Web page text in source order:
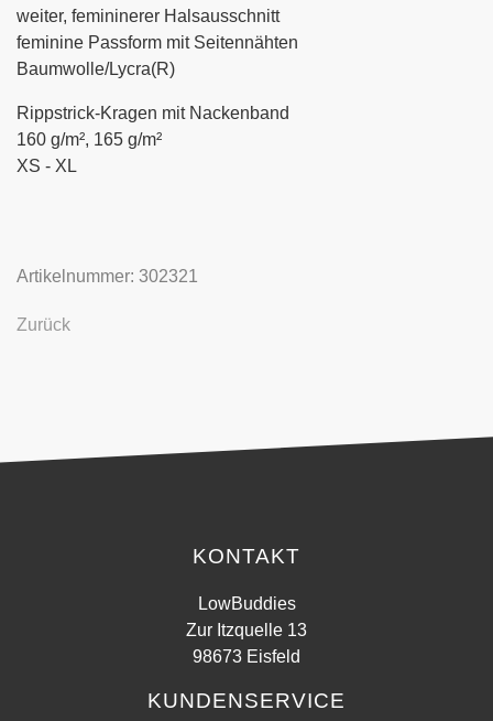
weiter, femininerer Halsausschnitt
feminine Passform mit Seitennähten
Baumwolle/Lycra(R)
Rippstrick-Kragen mit Nackenband
160 g/m², 165 g/m²
XS - XL
Artikelnummer: 302321
Zurück
KONTAKT
LowBuddies
Zur Itzquelle 13
98673 Eisfeld
KUNDENSERVICE